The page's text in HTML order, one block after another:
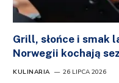
Grill, słońce i smak
Norwegii kochają
KULINARIA 26 LIPCA 2026